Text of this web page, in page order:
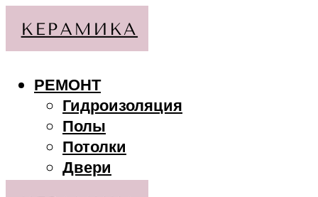
РЕМОНТ
Гидроизоляция
Полы
Потолки
Двери